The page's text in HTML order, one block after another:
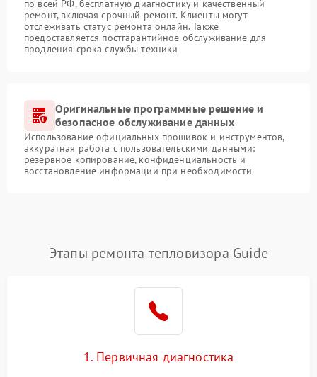
по всей РФ, бесплатную диагностику и качественный
ремонт, включая срочный ремонт. Клиенты могут
отслеживать статус ремонта онлайн. Также
предоставляется постгарантийное обслуживание для
продления срока службы техники
Оригинальные программные решение и
безопасное обслуживание данных
Использование официальных прошивок и инструментов,
аккуратная работа с пользовательскими данными:
резервное копирование, конфиденциальность и
восстановление информации при необходимости
Этапы ремонта тепловизора Guide
1. Первичная диагностика